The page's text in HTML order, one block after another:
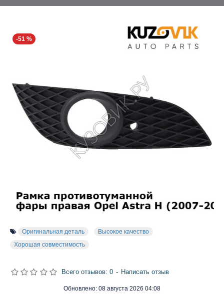
-51 %
Оригинальная деталь
Высокое качество
Хорошая совместимость
Обновлено: 08 августа 2026 04:08
Всего отзывов: 0 - Написать отзыв